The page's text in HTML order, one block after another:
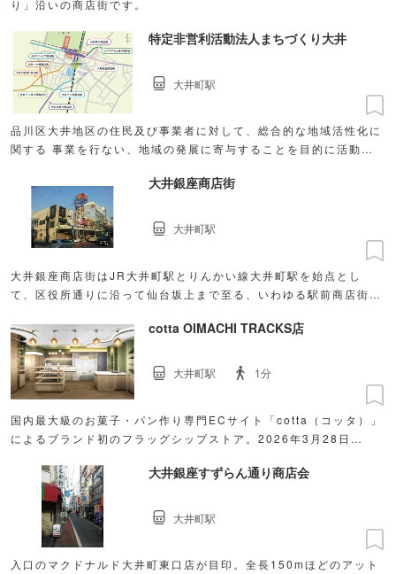
り」沿いの商店街です。
特定非営利活動法人まちづくり大井
品川区大井地区の住民及び事業者に対して、総合的な地域活性化に
関する 事業を行ない、地域の発展に寄与することを目的に活動し
大井町駅
大井銀座商店街
大井銀座商店街はJR大井町駅とりんかい線大井町駅を始点とし
て、区役所通りに沿って仙台坂上まで至る、いわゆる駅前商店街で
大井町駅
cotta OIMACHI TRACKS店
国内最大級のお菓子・パン作り専門ECサイト「cotta（コッタ）」
によるブランド初のフラッグシップストア。2026年3月28日
大井町駅 1分
大井銀座すずらん通り商店会
入口のマクドナルド大井町東口店が目印。全長150mほどのアット
大井町駅